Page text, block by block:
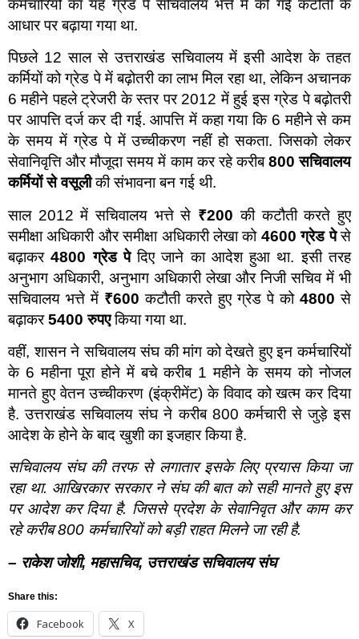
कर्मचारियों का यह ग्रेड पे सचिवालय भत्ते में की गई कटौती के
आधार पर बढ़ाया गया था.
पिछले 12 साल से उत्तराखंड सचिवालय में इसी आदेश के तहत
कर्मियों को ग्रेड पे में बढ़ोतरी का लाभ मिल रहा था, लेकिन अचानक
6 महीने पहले ट्रेजरी के स्तर पर 2012 में हुई इस ग्रेड पे बढ़ोतरी
पर आपत्ति दर्ज कर दी गई. आपत्ति में कहा गया कि 6 महीने से कम
के समय में ग्रेड पे में उच्चीकरण नहीं हो सकता. जिसको लेकर
सेवानिवृत्ति और मौजूदा समय में काम कर रहे करीब800सचिवालय
कर्मियों से वसूलीकी संभावना बन गई थी.
साल 2012 में सचिवालय भत्ते से ₹200की कटौती करते हुए
समीक्षा अधिकारी और समीक्षा अधिकारी लेखा को 4600ग्रेड पेसे
बढ़ाकर4800ग्रेड पेदिए जाने का आदेश हुआ था. इसी तरह
अनुभाग अधिकारी, अनुभाग अधिकारी लेखा और निजी सचिव में भी
सचिवालय भत्ते में ₹600कटौती करते हुए ग्रेड पे को 4800 से
बढ़ाकर5400रुपएकिया गया था.
वहीं, शासन ने सचिवालय संघ की मांग को देखते हुए इन कर्मचारियों
के 6 महीना पूरा होने में बचे करीब 1 महीने के समय को नोजल
मानते हुए वेतन उच्चीकरण (इंक्रीमेंट) के विवाद को खत्म कर दिया
है. उत्तराखंड सचिवालय संघ ने करीब 800 कर्मचारी से जुड़े इस
आदेश के होने के बाद खुशी का इजहार किया है.
सचिवालय संघ की तरफ से लगातार इसके लिए प्रयास किया जा
रहा था. आखिरकार सरकार ने संघ की बात को सही मानते हुए इस
पर आदेश कर दिया है. जिससे प्रदेश के सेवानिवृत और काम कर
रहे करीब800 कर्मचारियों को बड़ी राहत मिलने जा रही है.
– राकेश जोशी, महासचिव, उत्तराखंड सचिवालय संघ
Share this:
Facebook X